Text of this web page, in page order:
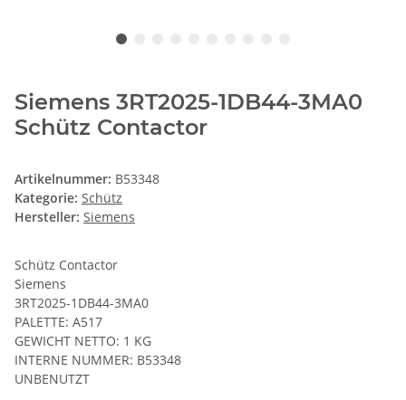
Siemens 3RT2025-1DB44-3MA0
Schütz Contactor
Artikelnummer: B53348
Kategorie: Schütz
Hersteller: Siemens
Schütz Contactor
Siemens
3RT2025-1DB44-3MA0
PALETTE: A517
GEWICHT NETTO: 1 KG
INTERNE NUMMER: B53348
UNBENUTZT